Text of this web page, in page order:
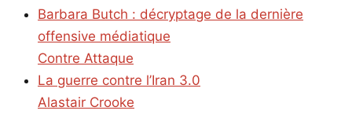
Barbara Butch : décryptage de la dernière
offensive médiatique
Contre Attaque
La guerre contre l’Iran 3.0
Alastair Crooke